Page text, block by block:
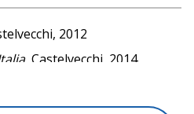
2012
, Castelvecchi, 2014
Migranti in fuga sulla rotta
2019